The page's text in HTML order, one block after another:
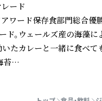
ード
ワード保存食部門総合優
。ウェールズ産の海藻
たカレーと一緒に食べて
苔